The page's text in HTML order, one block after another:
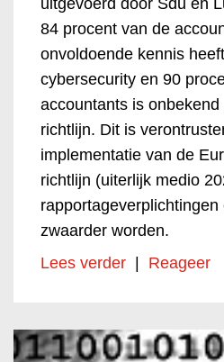
84 procent van de
onvoldoende kennis
cybersecurity en 90
accountants is
richtlijn. Dit is
implementatie van de
richtlijn (uiterlijk medio
rapportageverplichtingen
zwaarder worden.
Lees verder | Reageer